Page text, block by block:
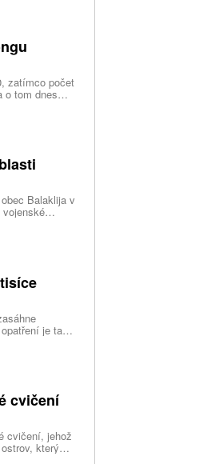
zatímco počet
o tom dnes
Balaklija v
že Rusko
letouny,
je také
firma
dokumentů
cvičení
cvičení, jehož
který
se